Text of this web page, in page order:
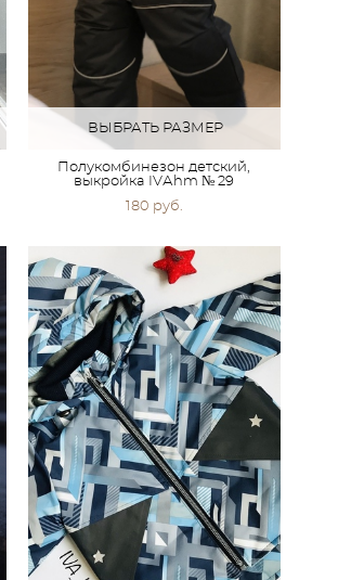
ВЫБРАТЬ РАЗМЕР
Полукомбинезон детский,
выкройка IVАhm № 29
180 pуб.